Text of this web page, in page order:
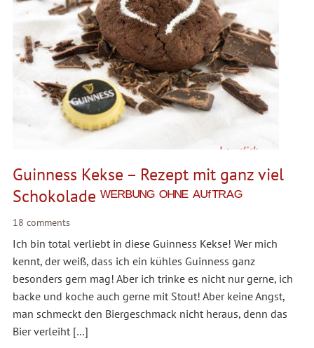
Guinness Kekse – Rezept mit ganz viel
Schokolade ᵂᴱᴿᴮᵁᴺᴳ ᴼᴴᴺᴱ ᴬᵁᶠᵀᴿᴬᴳ
18 comments
Ich bin total verliebt in diese Guinness Kekse! Wer mich
kennt, der weiß, dass ich ein kühles Guinness ganz
besonders gern mag! Aber ich trinke es nicht nur gerne, ich
backe und koche auch gerne mit Stout! Aber keine Angst,
man schmeckt den Biergeschmack nicht heraus, denn das
Bier verleiht […]